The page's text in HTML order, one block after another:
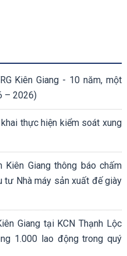
Kiên Giang - 10 năm, một
– 2026)
thực hiện kiểm soát xung
Kiên Giang thông báo chấm
Nhà máy sản xuất đế giày
Giang tại KCN Thạnh Lộc
1.000 lao động trong quý